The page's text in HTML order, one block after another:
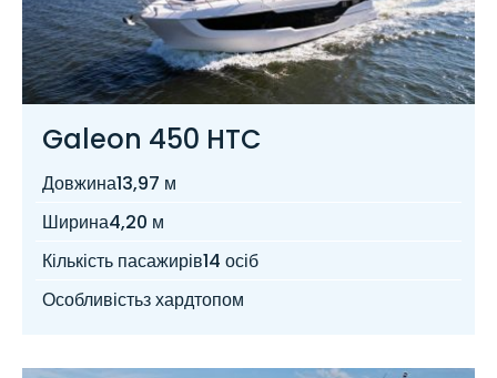
Galeon 450 HTC
Довжина13,97 м
Ширина4,20 м
Кількість пасажирів14 осіб
Особливістьз хардтопом